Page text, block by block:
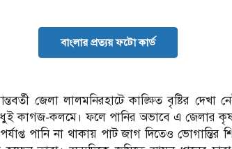
বাংলার প্রত্যয় ফটো কার্ড
জেলা লালমনিরহাটে কাঙ্ক্ষিত বৃষ্টির দেখা
কাগজ-কলমে। ফলে পানির অভাবে এ জেলার
পানি না থাকায় পাট জাগ দিতেও ভোগান্তির